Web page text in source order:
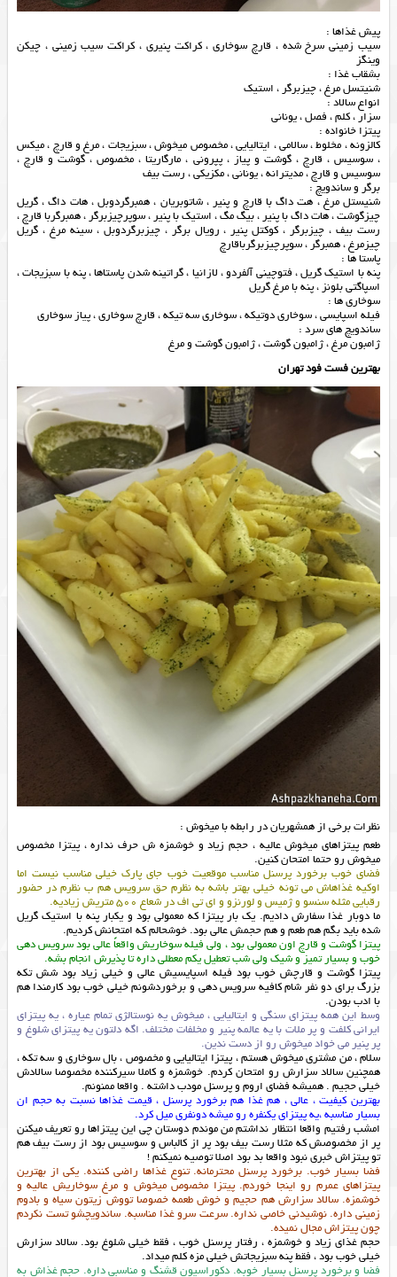
پیش غذاها :
سیب زمینی سرخ شده ، قارچ سوخاری ، کراکت پنیری ، کراکت سیب زمینی ، چیکن
وینگز
بشقاب غذا :
شنیتسل مرغ ، چیزبرگر ، استیک
انواع سالاد :
سزار ، کلم ، فصل ، یونانی
پیتزا خانواده :
کالزونه ، مخلوط ، سالامی ، ایتالیایی ، مخصوص میخوش ، سبزیجات ، مرغ و قارچ ، میکس
، سوسیس ، قارچ ، گوشت و پیاز ، پپرونی ، مارگاریتا ، مخصوص ، گوشت و قارچ ،
سوسیس و قارچ ، مدیترانه ، یونانی ، مکزیکی ، رست بیف
برگر و ساندویچ :
شنیستل مرغ ، هت داگ با قارچ و پنیر ، شاتوبریان ، همبرگردوبل ، هات داگ ، گریل
چیزگوشت ، هات داگ با پنیر ، بیگ مگ ، استیک با پنیر ، سوپرچیزبرگر ، همبرگربا قارچ ،
رست بیف ، چیزبرگر ، کوکتل پنیر ، رویال برگر ، چیزبرگردوبل ، سینه مرغ ، گریل
چیزمرغ ، همبرگر ، سوپرچیزبرگرباقارچ
پاستا ها :
پنه با استیک گریل ، فتوچینی آلفردو ، لازانیا ، گراتینه شدن پاستاها ، پنه با سبزیجات ،
اسپاگتی بلونز ، پنه با مرغ گریل
سوخاری ها :
فیله اسپایسی ، سوخاری دوتیکه ، سوخاری سه تیکه ، قارچ سوخاری ، پیاز سوخاری
ساندویچ های سرد :
ژامبون مرغ ، ژامبون گوشت ، ژامبون گوشت و مرغ
بهترین فست فود تهران
نظرات برخی از همشهریان در رابطه با میخوش :
طعم پیتزاهای میخوش عالیه ، حجم زیاد و خوشمزه ش حرف نداره ، پیتزا مخصوص
میخوش رو حتما امتحان کنین.
فضاي خوب برخورد پرسنل مناسب موقعيت خوب جاي پارك خيلي مناسب نيست اما
اوكيه غذاهاش مي تونه خيلي بهتر باشه به نظرم حق سرويس هم ب نظرم در حضور
رقبايي مثله سنسو و ژميس و لورنزو و اي تي اف در شعاع ٥٠٠ متريش زياديه.
ما دوبار غذا سفارش دادیم. یک بار پیتزا که معمولی بود و یکبار پنه با استیک گریل
شده باید بگم هم طعم و هم حجمش عالی بود. خوشحالم که امتحانش کردیم.
پيتزا گوشت و قارچ اون معمولى بود ، ولى فيله سوخاريش واقعاً عالى بود سرويس دهى
خوب و بسيار تميز و شيك ولى شب تعطيل يكم معطلى داره تا پذيرش انجام بشه.
پيتزا گوشت و قارچش خوب بود فيله اسپايسيش عالي و خيلي زياد بود شش تكه
بزرگ براي دو نفر شام كافيه سرويس دهي و برخوردشونم خيلي خوب بود كارمندا هم
با ادب بودن.
وسط این همه پیتزای سنگی و ایتالیایی ، میخوش یه نوستالژی تمام عیاره ، یه پیتزای
ایرانی کلفت و پر ملات با یه عالمه پنیر و مخلفات مختلف. اگه دلتون یه پیتزای شلوغ و
پر پنیر می خواد میخوش رو از دست ندین.
سلام ، من مشتری میخوش هستم ، پیتزا ایتالیایی و مخصوص ، بال سوخاری و سه تکه ،
همچنین سالاد سزارش رو امتحان کردم. خوشمزه و کاملا سیرکننده مخصوصا سالادش
خیلی حجیم . همیشه فضای اروم و پرسنل مودب داشته . واقعا ممنونم.
بهترين كيفيت ، عالي ، هم غذا هم برخورد پرسنل ، قيمت غذاها نسبت به حجم ان
بسيار مناسبه ،يه پيتزاي يكنفره رو ميشه دونفري ميل كرد.
امشب رفتيم واقعا انتظار نداشتم من موندم دوستان چي اين پيتزاها رو تعريف ميكنن
پر از مخصوصش كه مثلا رست بيف بود پر از كالباس و سوسيس بود از رست بيف هم
تو پيتزاش خبري نبود واقعا بد بود اصلا توصيه نميكنم !
فضا بسیار خوب. برخورد پرسنل محترمانه. تنوع غذاها راضی کننده. یکی از بهترین
پیتزاهای عمرم رو اینجا خوردم. پیتزا مخصوص میخوش و مرغ سوخاریش عالیه و
خوشمزه. سالاد سزارش هم حجیم و خوش طعمه خصوصا تووش زیتون سیاه و بادوم
زمینی داره. نوشیدنی خاصی نداره. سرعت سرو غذا مناسبه. ساندویچشو تست نکردم
چون پیتزاش مجال نمیده.
حجم غذای زیاد و خوشمزه ، رفتار پرسنل خوب ، فقط خیلی شلوغ بود. سالاد سزارش
خیلی خوب بود ، فقط پنه سبزیجاتش خیلی مزه کلم میداد.
فضا و برخورد پرسنل بسیار خوبه. دکوراسیون قشنگ و مناسبی داره. حجم غذاش به